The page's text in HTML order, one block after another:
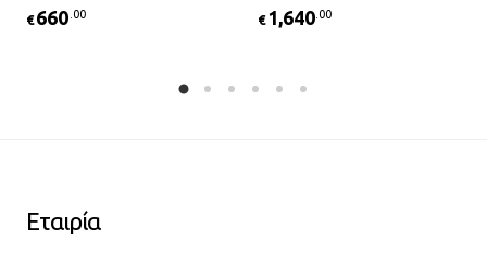
€ 660 .00 € 1,640 .00
Εταιρία